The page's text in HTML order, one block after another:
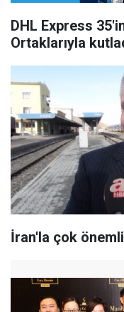
DHL Express
Ortaklarıyla
İran'la çok